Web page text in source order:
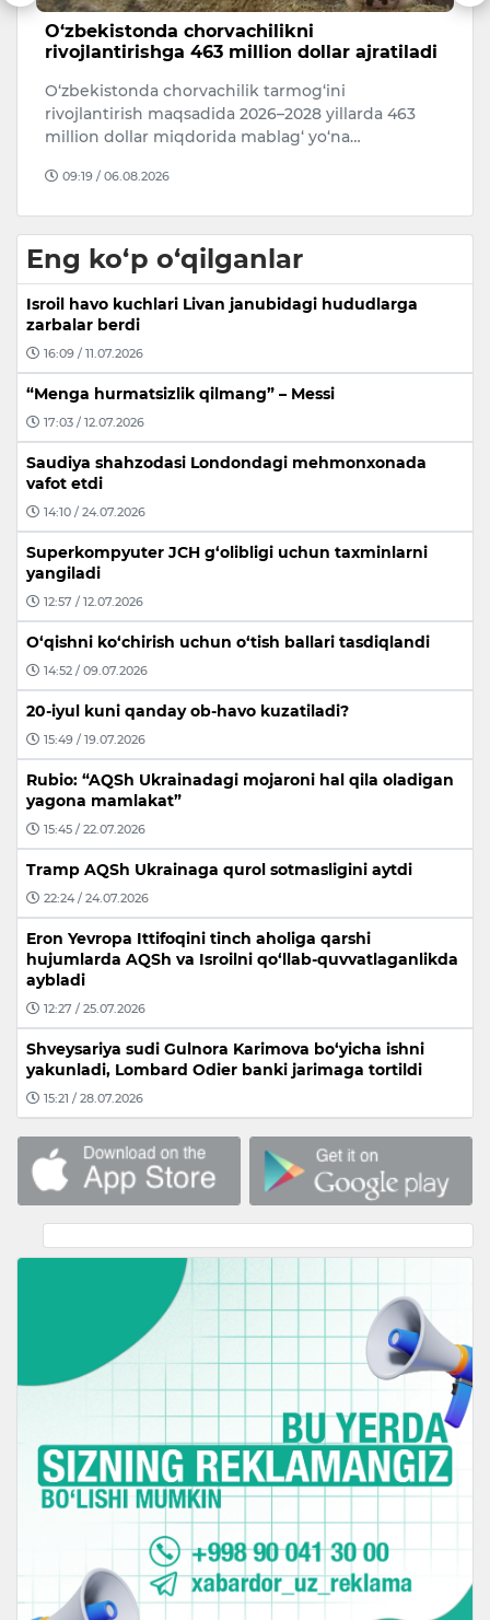
O‘zbekistonda chorvachilikni
rivojlantirishga 463 million dollar ajratiladi
O‘zbekistonda chorvachilik tarmog‘ini
rivojlantirish maqsadida 2026–2028 yillarda 463
million dollar miqdorida mablag‘ yo‘na…
09:19 / 06.08.2026
Eng ko‘p o‘qilganlar
Isroil havo kuchlari Livan janubidagi hududlarga
zarbalar berdi
16:09 / 11.07.2026
“Menga hurmatsizlik qilmang” – Messi
17:03 / 12.07.2026
Saudiya shahzodasi Londondagi mehmonxonada
vafot etdi
14:10 / 24.07.2026
Superkompyuter JCH g‘olibligi uchun taxminlarni
yangiladi
12:57 / 12.07.2026
O‘qishni ko‘chirish uchun o‘tish ballari tasdiqlandi
14:52 / 09.07.2026
20-iyul kuni qanday ob-havo kuzatiladi?
15:49 / 19.07.2026
Rubio: “AQSh Ukrainadagi mojaroni hal qila oladigan
yagona mamlakat”
15:45 / 22.07.2026
Tramp AQSh Ukrainaga qurol sotmasligini aytdi
22:24 / 24.07.2026
Eron Yevropa Ittifoqini tinch aholiga qarshi
hujumlarda AQSh va Isroilni qo‘llab-quvvatlaganlikda
aybladi
12:27 / 25.07.2026
Shveysariya sudi Gulnora Karimova bo‘yicha ishni
yakunladi, Lombard Odier banki jarimaga tortildi
15:21 / 28.07.2026